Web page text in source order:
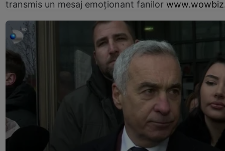
transmis un mesaj emoționant fanilor